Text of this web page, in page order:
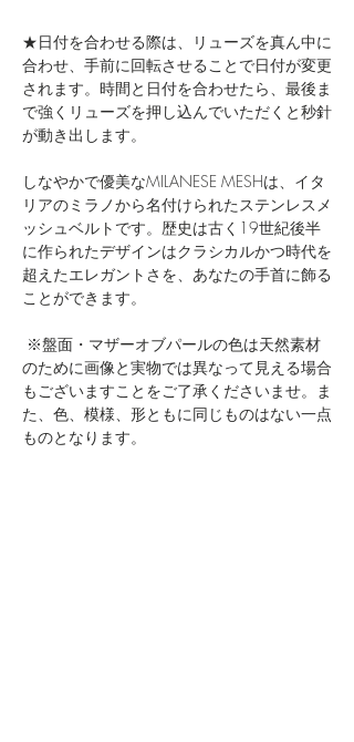
★日付を合わせる際は、リューズを真ん中に
合わせ、手前に回転させることで日付が変更
されます。時間と日付を合わせたら、最後ま
で強くリューズを押し込んでいただくと秒針
が動き出します。
しなやかで優美なMILANESE MESHは、イタ
リアのミラノから名付けられたステンレスメ
ッシュベルトです。歴史は古く19世紀後半
に作られたデザインはクラシカルかつ時代を
超えたエレガントさを、あなたの手首に飾る
ことができます。
※盤面・マザーオブパールの色は天然素材
のために画像と実物では異なって見える場合
もございますことをご了承くださいませ。ま
た、色、模様、形ともに同じものはない一点
ものとなります。